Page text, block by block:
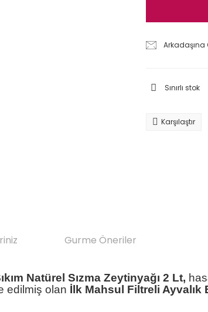
Arkadaşına
Sınırlı stok
Karşılaştır
Gurme Öneriler
Natürel Sızma Zeytinyağı 2 Lt,
edilmiş olan İlk Mahsul Filtreli Ayvalık